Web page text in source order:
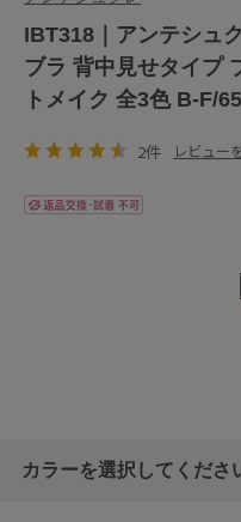
IBT318｜アンテシュ
ブラ 背中見せタイプ
トメイク 全3色 B-F/
2件 レビュー
カラーを選択してくださ